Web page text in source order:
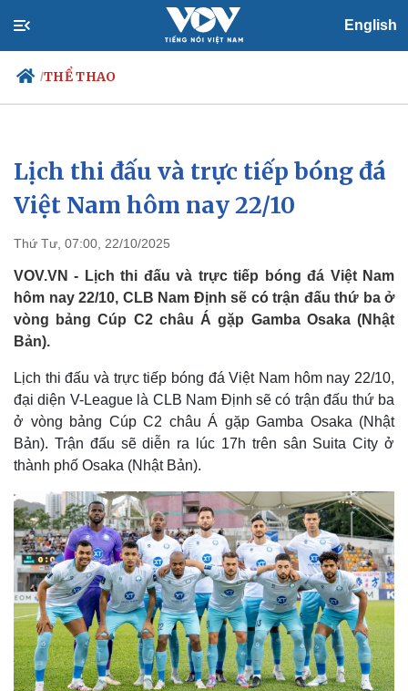
English
/THỂ THAO
Chính trị
Đảng
Tổ chức nhân sự
Nhận diện sự thật
Xã hội
Tin 24h
Dự báo thời tiết
Việc làm
Biển đảo
Lịch thi đấu và trực tiếp bóng đá
Việt Nam hôm nay 22/10
Thứ Tư, 07:00, 22/10/2025
VOV.VN - Lịch thi đấu và trực tiếp bóng đá Việt Nam
hôm nay 22/10, CLB Nam Định sẽ có trận đấu thứ ba ở
vòng bảng Cúp C2 châu Á gặp Gamba Osaka (Nhật
Bản).
Lịch thi đấu và trực tiếp bóng đá Việt Nam hôm nay 22/10,
đại diện V-League là CLB Nam Định sẽ có trận đấu thứ ba
ở vòng bảng Cúp C2 châu Á gặp Gamba Osaka (Nhật
Bản). Trận đấu sẽ diễn ra lúc 17h trên sân Suita City ở
thành phố Osaka (Nhật Bản).